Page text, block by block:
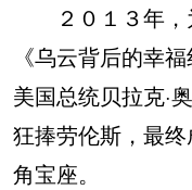
２０１３年，
《乌云背后的幸
美国总统贝拉克·
狂捧劳伦斯，最
角宝座。